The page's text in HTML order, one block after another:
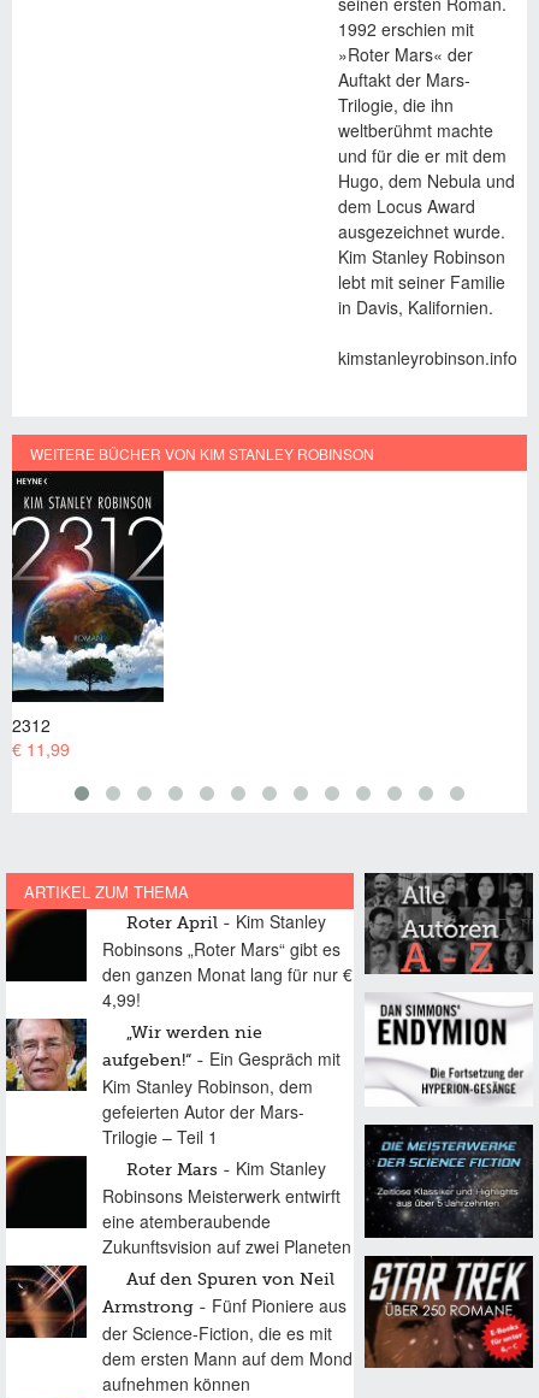
1992 erschien mit
»Roter Mars« der
Auftakt der Mars-
Trilogie, die ihn
weltberühmt machte
und für die er mit dem
Hugo, dem Nebula und
dem Locus Award
ausgezeichnet wurde.
Kim Stanley Robinson
lebt mit seiner Familie
in Davis, Kalifornien.
kimstanleyrobinson.info
WEITERE BÜCHER VON KIM STANLEY ROBINSON
ARTIKEL ZUM THEMA
Roter April
Kim Stanley
Robinsons „Roter Mars“ gibt es
den ganzen Monat lang für nur €
4,99!
„Wir werden nie
aufgeben!“
Ein Gespräch mit
Kim Stanley Robinson, dem
gefeierten Autor der Mars-
Trilogie – Teil 1
Roter Mars
Kim Stanley
Robinsons Meisterwerk entwirft
eine atemberaubende
Zukunftsvision auf zwei Planeten
Auf den Spuren von Neil
Armstrong
Fünf Pioniere aus
der Science-Fiction, die es mit
dem ersten Mann auf dem Mond
aufnehmen können